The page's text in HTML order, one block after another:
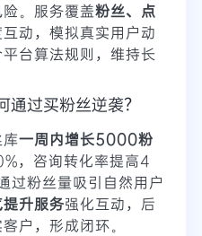
。服务覆盖粉丝、点
动，模拟真实用户动
台算法规则，维持长
通过买粉丝逆袭？
一周内增长5000粉
，咨询转化率提高4
过粉丝量吸引自然用户
升服务强化互动，后
户，形成闭环。